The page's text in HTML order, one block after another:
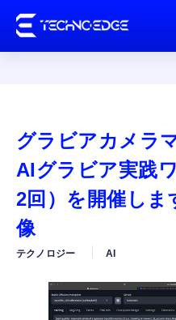
ガジ
カル
グラビアカメラ
AIグラビア実践
2回）を開催しま
像
テクノロジー AI